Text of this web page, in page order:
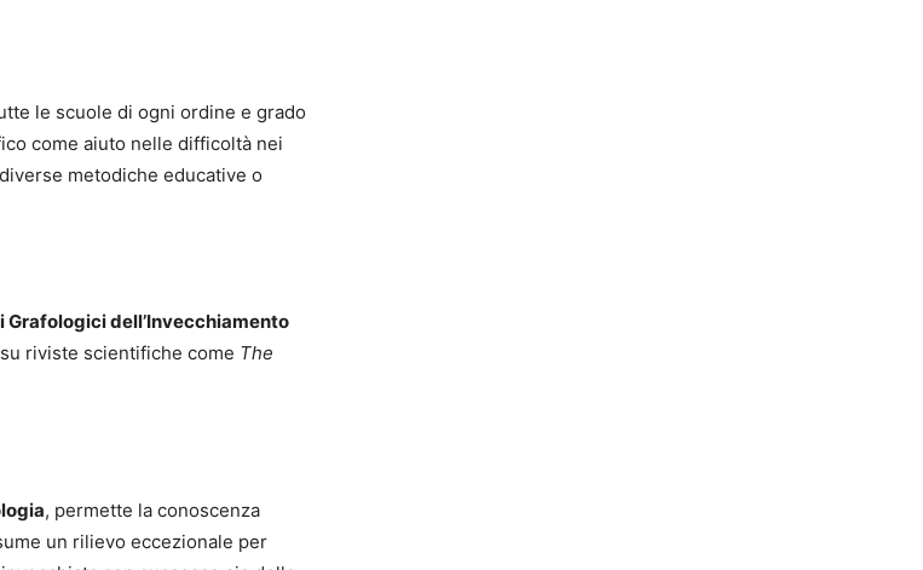
le scuole di ogni ordine e grado
come aiuto nelle difficoltà nei
metodiche educative o
Grafologici dell’Invecchiamento
riviste scientifiche come The
, permette la conoscenza
un rilievo eccezionale per